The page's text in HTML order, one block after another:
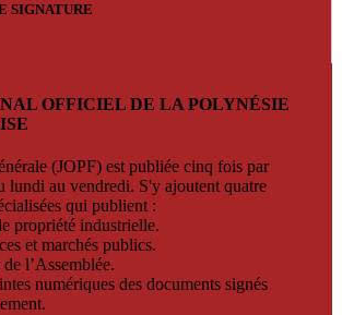
SIGNATURE
OFFICIEL DE LA POLYNÉSIE
(JOPF) est publiée cinq fois par
lundi au vendredi. S'y ajoutent quatre
qui publient :
propriété industrielle.
et marchés publics.
l’Assemblée.
numériques des documents signés